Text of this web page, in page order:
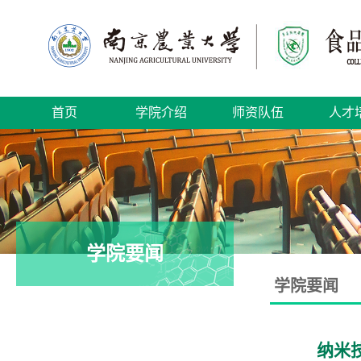
首页 学院介绍 师资队伍 人才
学院要闻
学院要闻
纳米